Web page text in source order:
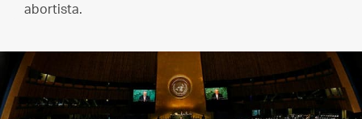
abortista.